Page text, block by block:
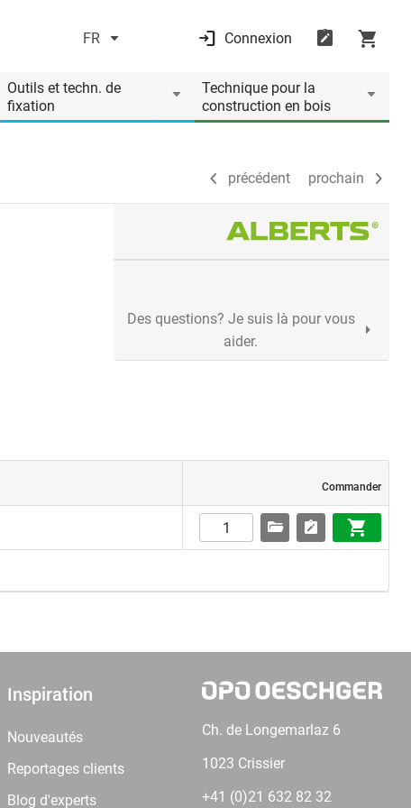
FR Connexion
Outils et techn. de
fixation
Technique pour la
construction en bois
précédent prochain
précédent prochain
Des questions? Je suis là pour vous
aider.
Commander
Inspiration
Nouveautés
Reportages clients
Blog d'experts
Ch. de Longemarlaz 6
1023 Crissier
+41 (0)21 632 82 32